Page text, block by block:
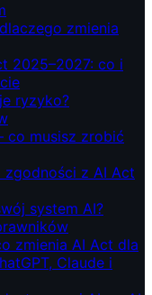
zmienia
2025–2027: co i
ryzyko?
co musisz zrobić
z AI Act
system AI?
zmienia AI Act dla
Claude i